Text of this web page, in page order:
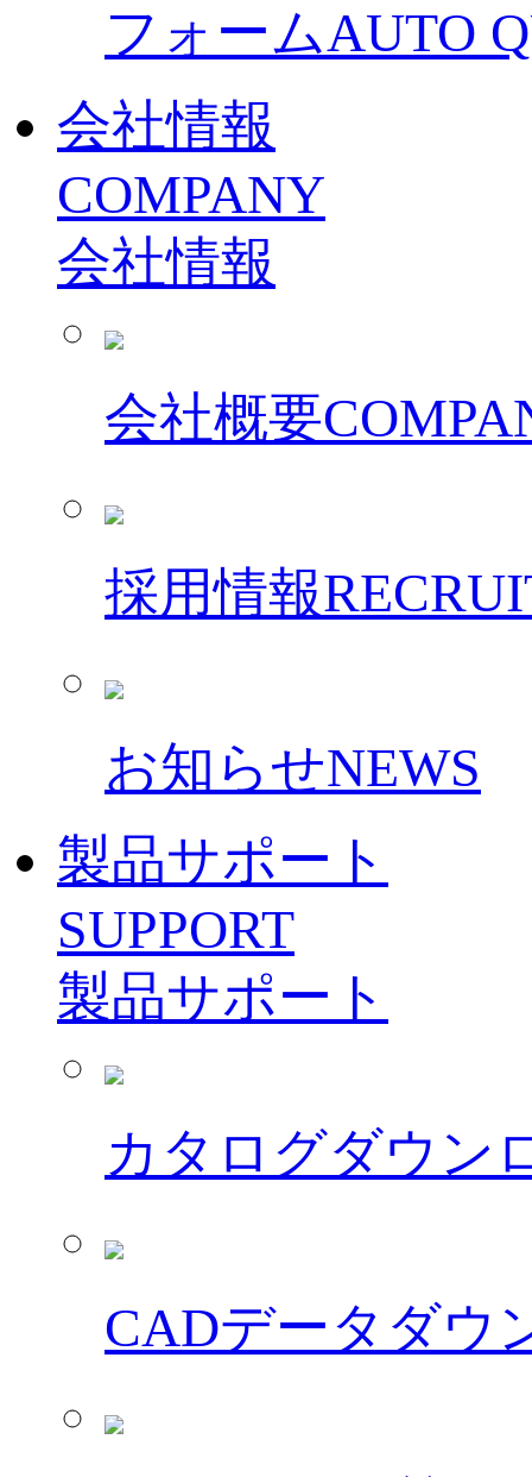
フォームAUTO
会社情報
COMPANY
会社情報
会社概要
採用情報
お知らせNEWS
製品サポート
SUPPORT
製品サポート
カタログダウン
CADデータダウ